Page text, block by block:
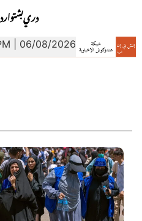
بشتودري
| 06/08/2026